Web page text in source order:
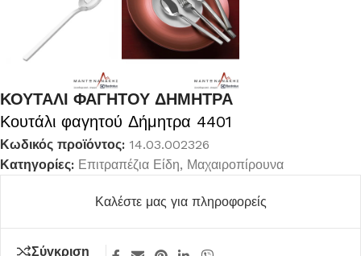
ΚΟΥΤΑΛΙ ΦΑΓΗΤΟΥ ΔΗΜΗΤΡΑ
Κουτάλι φαγητού Δήμητρα 4401
Κωδικός προϊόντος: 14.03.002326
Κατηγορίες: Επιτραπέζια Είδη, Μαχαιροπίρουνα
Καλέστε μας για πληροφορείς
Σύγκριση